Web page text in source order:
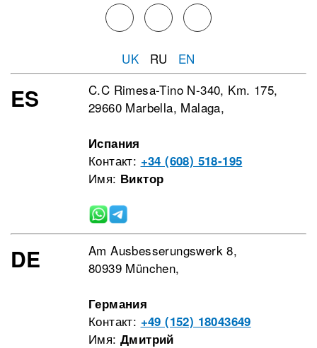
UK RU EN
ES
C.C Rimesa-Tino N-340, Km. 175,
29660 Marbella, Malaga,
Испания
Контакт: +34 (608) 518-195
Имя: Виктор
DE
Am Ausbesserungswerk 8,
80939 München,
Германия
Контакт: +49 (152) 18043649
Имя: Дмитрий